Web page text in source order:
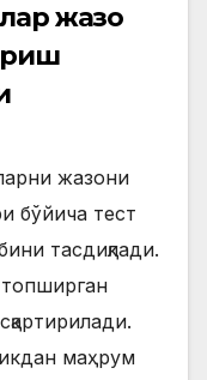
жазо
жазони
бўйича тест
тасдиқлади.
маҳрум